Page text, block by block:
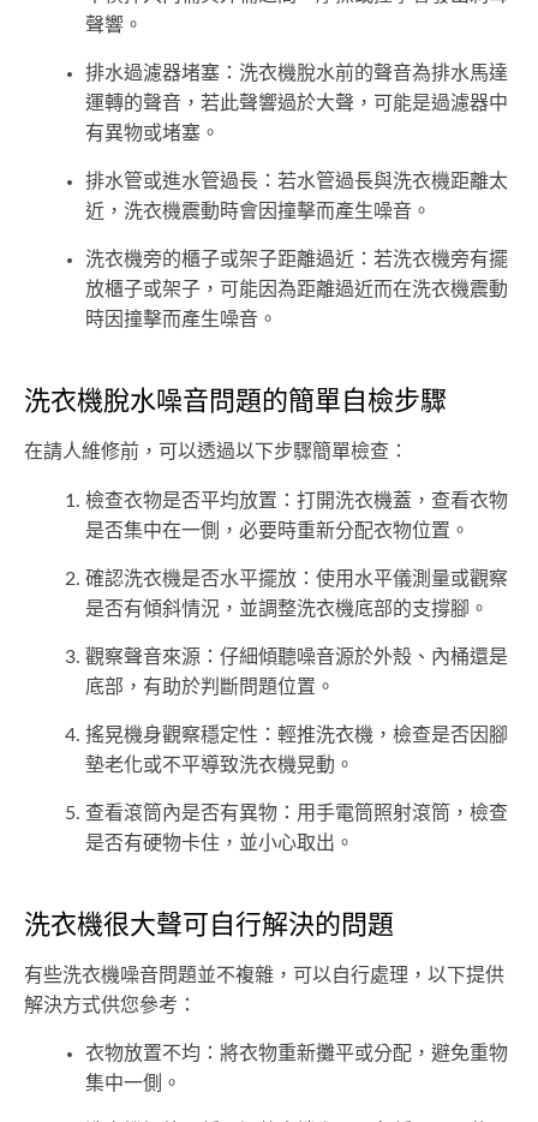
聲響。
排水過濾器堵塞：洗衣機脫水前的聲音為排水馬達
運轉的聲音，若此聲響過於大聲，可能是過濾器中
有異物或堵塞。
排水管或進水管過長：若水管過長與洗衣機距離太
近，洗衣機震動時會因撞擊而產生噪音。
洗衣機旁的櫃子或架子距離過近：若洗衣機旁有擺
放櫃子或架子，可能因為距離過近而在洗衣機震動
時因撞擊而產生噪音。
洗衣機脫水噪音問題的簡單自檢步驟
在請人維修前，可以透過以下步驟簡單檢查：
檢查衣物是否平均放置：打開洗衣機蓋，查看衣物
是否集中在一側，必要時重新分配衣物位置。
確認洗衣機是否水平擺放：使用水平儀測量或觀察
是否有傾斜情況，並調整洗衣機底部的支撐腳。
觀察聲音來源：仔細傾聽噪音源於外殼、內桶還是
底部，有助於判斷問題位置。
搖晃機身觀察穩定性：輕推洗衣機，檢查是否因腳
墊老化或不平導致洗衣機晃動。
查看滾筒內是否有異物：用手電筒照射滾筒，檢查
是否有硬物卡住，並小心取出。
洗衣機很大聲可自行解決的問題
有些洗衣機噪音問題並不複雜，可以自行處理，以下提供
解決方式供您參考：
衣物放置不均：將衣物重新攤平或分配，避免重物
集中一側。